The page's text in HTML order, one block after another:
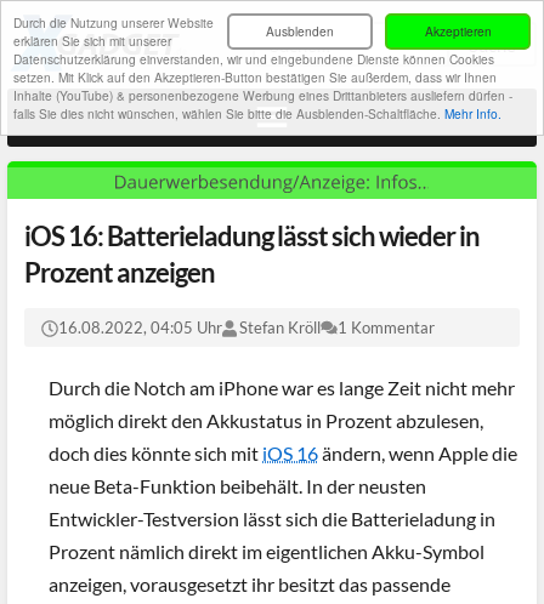
Akzeptieren
Ausblenden
Durch die Nutzung unserer Website
erklären Sie sich mit unserer
Datenschutzerklärung einverstanden, wir und eingebundene Dienste können Cookies
setzen. Mit Klick auf den Akzeptieren-Button bestätigen Sie außerdem, dass wir Ihnen
Inhalte (YouTube) & personenbezogene Werbung eines Drittanbieters ausliefern dürfen -
falls Sie dies nicht wünschen, wählen Sie bitte die Ausblenden-Schaltfläche. Mehr Info.
iOS 16: Batterieladung lässt sich wieder in
Prozent anzeigen
16.08.2022, 04:05 Uhr Stefan Kröll 1 Kommentar
Durch die Notch am iPhone war es lange Zeit nicht mehr
möglich direkt den Akkustatus in Prozent abzulesen,
doch dies könnte sich mit iOS 16ändern, wenn Apple die
neue Beta-Funktion beibehält. In der neusten
Entwickler-Testversion lässt sich die Batterieladung in
Prozent nämlich direkt im eigentlichen Akku-Symbol
anzeigen, vorausgesetzt ihr besitzt das passende